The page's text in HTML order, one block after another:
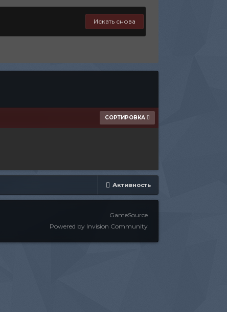
Искать снова
СОРТИРОВКА
Активность
GameSource
Powered by Invision Community